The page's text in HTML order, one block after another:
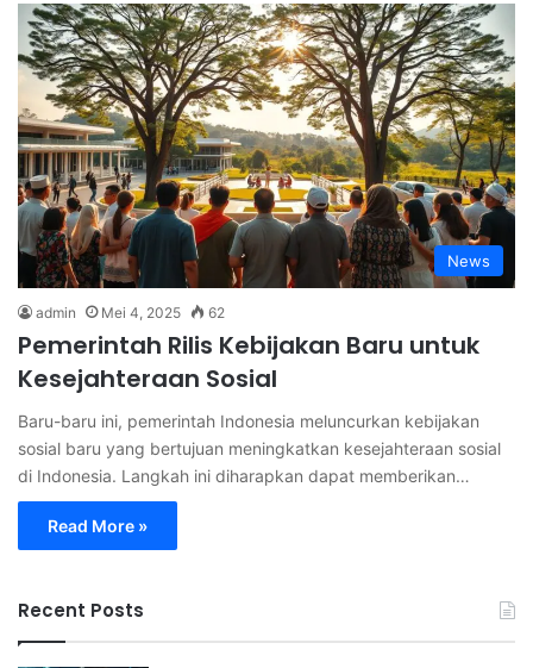
News
admin Mei 4, 2025 62
Pemerintah Rilis Kebijakan Baru untuk
Kesejahteraan Sosial
Baru-baru ini, pemerintah Indonesia meluncurkan kebijakan
sosial baru yang bertujuan meningkatkan kesejahteraan sosial
di Indonesia. Langkah ini diharapkan dapat memberikan…
Read More »
Recent Posts